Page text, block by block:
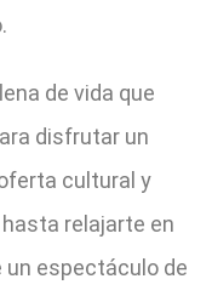
de vida que
disfrutar un
cultural y
relajarte en
un espectáculo de